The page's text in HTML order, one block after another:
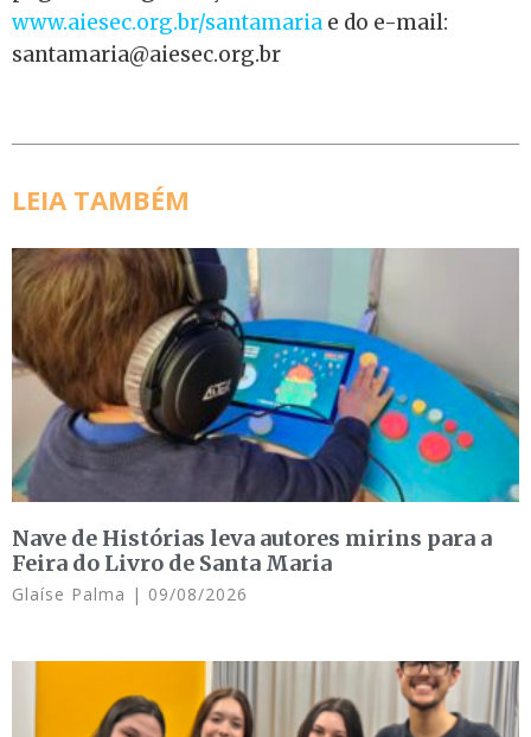
www.aiesec.org.br/santamaria e do e-mail:
santamaria@aiesec.org.br
LEIA TAMBÉM
Nave de Histórias leva autores mirins para a
Feira do Livro de Santa Maria
Glaíse Palma 09/08/2026